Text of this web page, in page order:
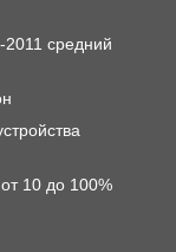
средний
10 до 100%